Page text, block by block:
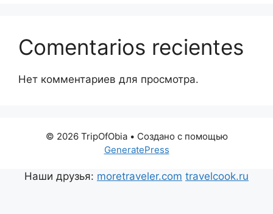
Comentarios recientes
Нет комментариев для просмотра.
© 2026 TripOfObia• Создано с помощью
GeneratePress
Наши друзья: moretraveler.com travelcook.ru